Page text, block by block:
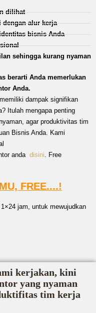
dilihat
dengan alur kerja
bisnis Anda
sehingga kurang nyaman
berarti Anda memerlukan
Anda.
dampak signifikan
Itulah mengapa penting
agar produktivitas tim
Bisnis Anda. Kami
anda disini. Free
FREE....!
jam, untuk mewujudkan
kerjakan, kini
yang nyaman
tim kerja